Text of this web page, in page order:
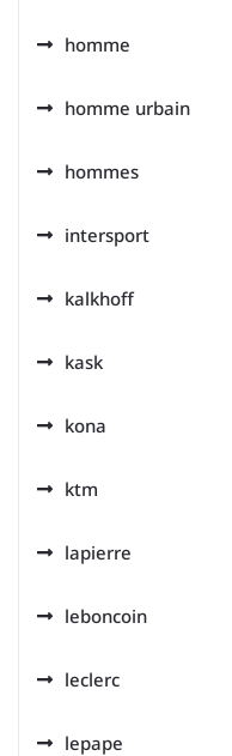
homme
homme urbain
hommes
intersport
kalkhoff
kask
kona
ktm
lapierre
leboncoin
leclerc
lepape